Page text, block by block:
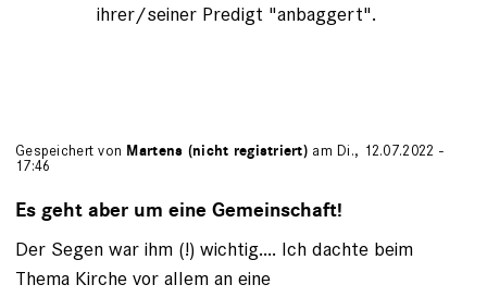
ihrer/seiner Predigt "anbaggert".
Gespeichert von Martens (nicht registriert) am Di., 12.07.2022 -
17:46
Es geht aber um eine Gemeinschaft!
Der Segen war ihm (!) wichtig.... Ich dachte beim
Thema Kirche vor allem an eine